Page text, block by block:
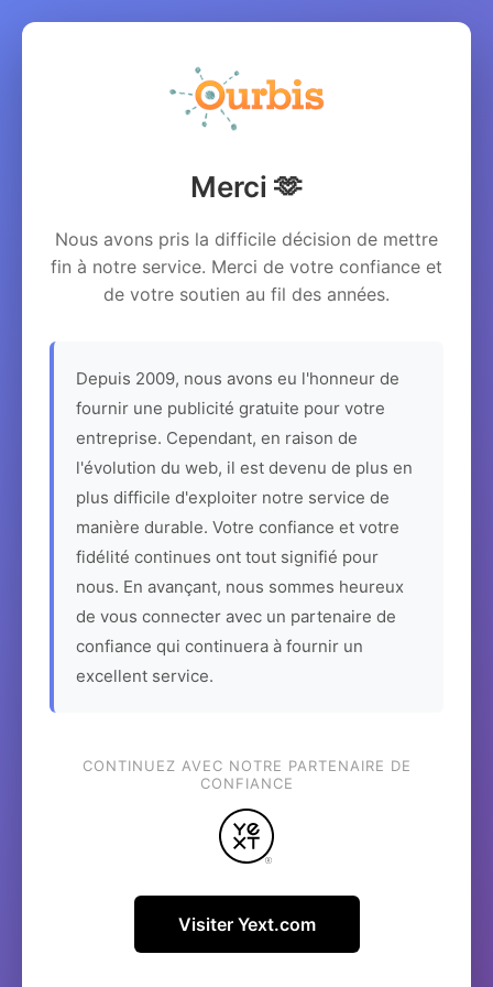
Merci 🫶
Nous avons pris la difficile décision de mettre
fin à notre service. Merci de votre confiance et
de votre soutien au fil des années.
Depuis 2009, nous avons eu l'honneur de
fournir une publicité gratuite pour votre
entreprise. Cependant, en raison de
l'évolution du web, il est devenu de plus en
plus difficile d'exploiter notre service de
manière durable. Votre confiance et votre
fidélité continues ont tout signifié pour
nous. En avançant, nous sommes heureux
de vous connecter avec un partenaire de
confiance qui continuera à fournir un
excellent service.
CONTINUEZ AVEC NOTRE PARTENAIRE DE
CONFIANCE
Visiter Yext.com